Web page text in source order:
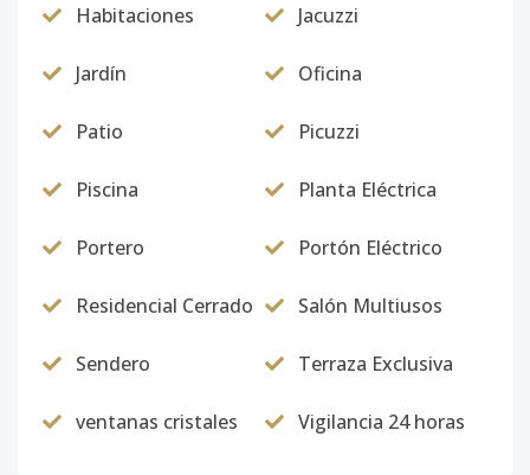
Habitaciones Jacuzzi
Jardín Oficina
Patio Picuzzi
Piscina Planta Eléctrica
Portero Portón Eléctrico
Residencial Cerrado Salón Multiusos
Sendero Terraza Exclusiva
ventanas cristales Vigilancia 24 horas